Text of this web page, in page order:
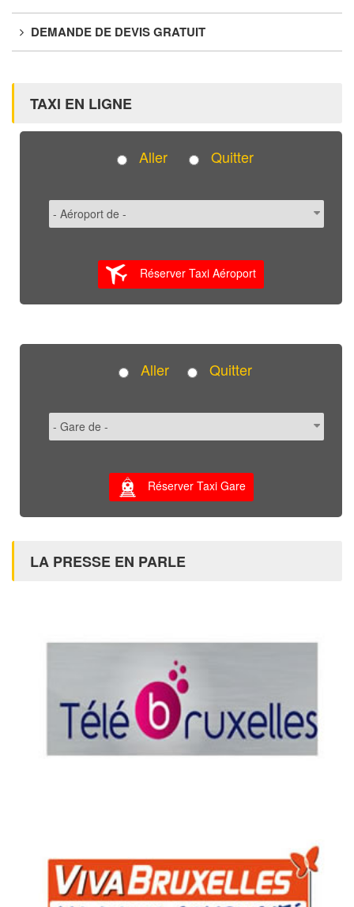
DEMANDE DE DEVIS GRATUIT
TAXI EN LIGNE
Aller Quitter
Réserver Taxi Aéroport
Aller Quitter
Réserver Taxi Gare
LA PRESSE EN PARLE